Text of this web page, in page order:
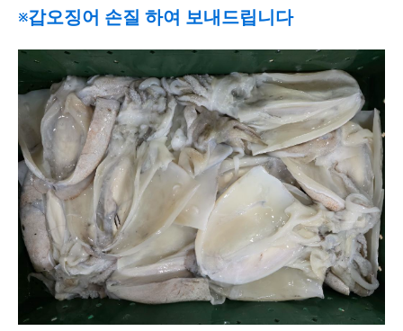
※갑오징어 손질 하여 보내드립니다